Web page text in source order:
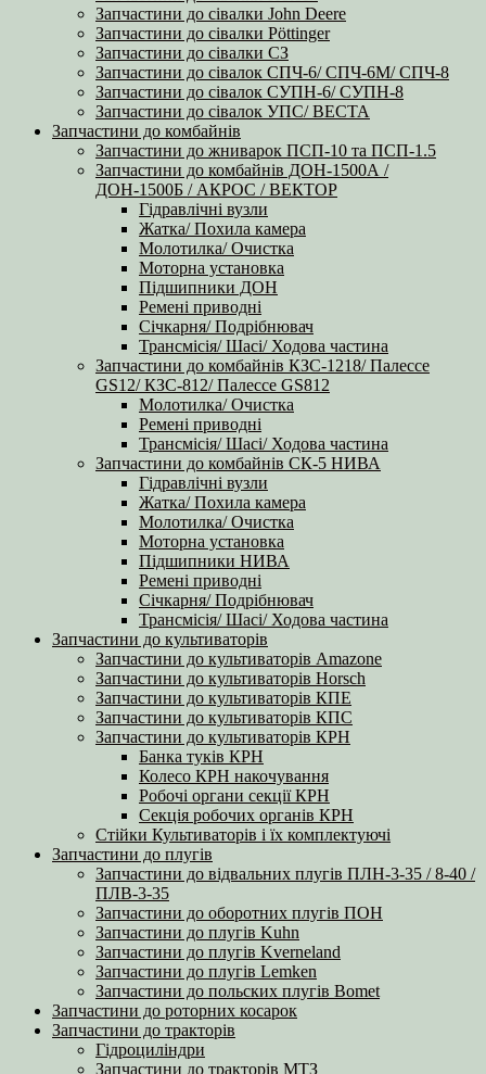
Запчастини до сівалки John Deere
Запчастини до сівалки Pöttinger
Запчастини до сівалки СЗ
Запчастини до сівалок СПЧ-6/ СПЧ-6М/ СПЧ-8
Запчастини до сівалок СУПН-6/ СУПН-8
Запчастини до сівалок УПС/ ВЕСТА
Запчастини до комбайнів
Запчастини до жниварок ПСП-10 та ПСП-1.5
Запчастини до комбайнів ДОН-1500А /
ДОН-1500Б / АКРОС / ВЕКТОР
Гідравлічні вузли
Жатка/ Похила камера
Молотилка/ Очистка
Моторна установка
Підшипники ДОН
Ремені приводні
Січкарня/ Подрібнювач
Трансмісія/ Шасі/ Ходова частина
Запчастини до комбайнів КЗС-1218/ Палессе
GS12/ КЗС-812/ Палессе GS812
Молотилка/ Очистка
Ремені приводні
Трансмісія/ Шасі/ Ходова частина
Запчастини до комбайнів СК-5 НИВА
Гідравлічні вузли
Жатка/ Похила камера
Молотилка/ Очистка
Моторна установка
Підшипники НИВА
Ремені приводні
Січкарня/ Подрібнювач
Трансмісія/ Шасі/ Ходова частина
Запчастини до культиваторів
Запчастини до культиваторів Amazone
Запчастини до культиваторів Horsch
Запчастини до культиваторів КПЕ
Запчастини до культиваторів КПС
Запчастини до культиваторів КРН
Банка туків КРН
Колесо КРН накочування
Робочі органи секції КРН
Секція робочих органів КРН
Стійки Культиваторів і їх комплектуючі
Запчастини до плугів
Запчастини до відвальних плугів ПЛН-3-35 / 8-40 /
ПЛВ-3-35
Запчастини до оборотних плугів ПОН
Запчастини до плугів Kuhn
Запчастини до плугів Kverneland
Запчастини до плугів Lemken
Запчастини до польских плугів Bomet
Запчастини до роторних косарок
Запчастини до тракторів
Гідроциліндри
Запчастини до тракторів МТЗ